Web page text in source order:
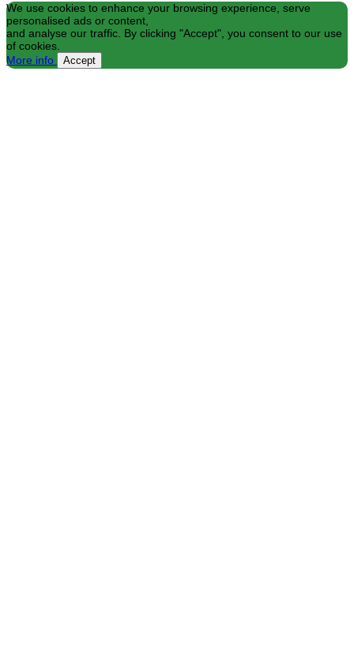
We use cookies to enhance your browsing experience, serve
personalised ads or content,
and analyse our traffic. By clicking "Accept", you consent to our use
of cookies.
More info
Accept